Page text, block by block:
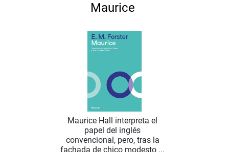
Maurice
Maurice Hall interpreta el
papel del inglés
convencional, pero, tras la
fachada de chico modesto ...